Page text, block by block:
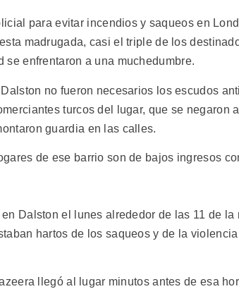
para evitar incendios y saqueos en
madrugada, casi el triple de los
se enfrentaron a una muchedumbre.
no fueron necesarios los escudos
turcos del lugar, que se negaron
guardia en las calles.
de ese barrio son de bajos ingresos
Dalston el lunes alrededor de las 11 de
hartos de los saqueos y de la
llegó al lugar minutos antes de esa